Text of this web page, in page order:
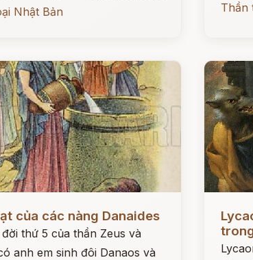
Nhật Bản
Thần
của các nàng Danaides
thứ 5 của thần Zeus và
anh em sinh đôi Danaos và